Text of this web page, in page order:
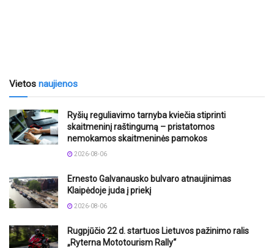
Vietos naujienos
Ryšių reguliavimo tarnyba kviečia stiprinti
skaitmeninį raštingumą – pristatomos
nemokamos skaitmeninės pamokos
2026-08-06
Ernesto Galvanausko bulvaro atnaujinimas
Klaipėdoje juda į priekį
2026-08-06
Rugpjūčio 22 d. startuos Lietuvos pažinimo ralis
„Ryterna Mototourism Rally“